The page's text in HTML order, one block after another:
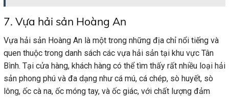
7. Vựa hải sản Hoàng An
Vựa hải sản Hoàng An là một trong những địa chỉ nổi tiếng và
quen thuộc trong danh sách các vựa hải sản tại khu vực Tân
Bình. Tại cửa hàng, khách hàng có thể tìm thấy rất nhiều loại hải
sản phong phú và đa dạng như cá mú, cá chép, sò huyết, sò
lông, ốc cà na, ốc móng tay, và ốc giác, với chất lượng đảm